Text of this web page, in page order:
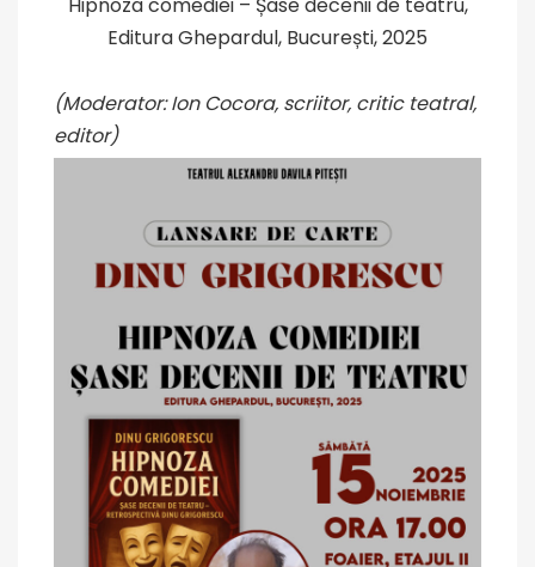
Editura Ghepardul, București, 2025
(Moderator: Ion Cocora, scriitor, critic teatral,
editor)